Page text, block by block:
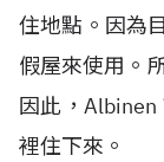
住地點。因為
假屋來使用。
因此，
裡住下來。